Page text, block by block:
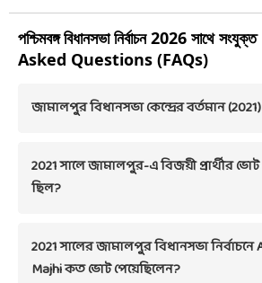
পশ্চিমবঙ্গবিধানসভা নির্বাচন2026 সাথে
Asked Questions (FAQs)
জামালপুর বিধানসভা কেন্দ্রের বর্তমান
2021 সালে জামালপুর-এ বিজয়ী প্রার্থীর
ছিল?
2021 সালের জামালপুর বিধানসভা নির্বাচনে
Majhi কত ভোট পেয়েছিলেন?